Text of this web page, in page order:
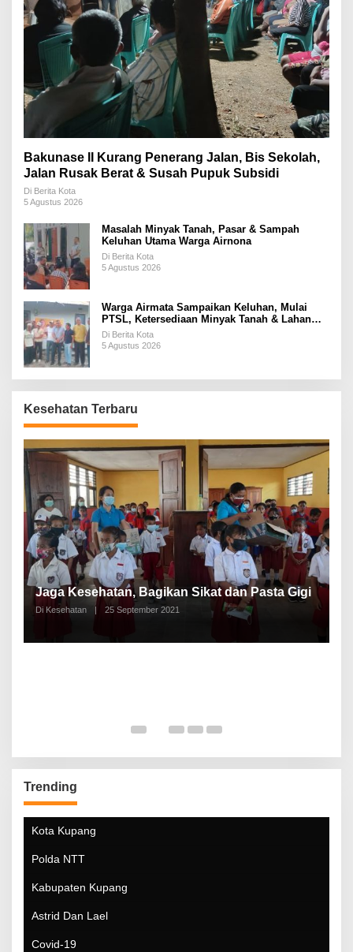
Bakunase II Kurang Penerang Jalan, Bis Sekolah,
Jalan Rusak Berat & Susah Pupuk Subsidi
Di Berita Kota
5 Agustus 2026
Masalah Minyak Tanah, Pasar & Sampah
Keluhan Utama Warga Airnona
Di Berita Kota
5 Agustus 2026
Warga Airmata Sampaikan Keluhan, Mulai
PTSL, Ketersediaan Minyak Tanah & Lahan
Pemakaman
Di Berita Kota
5 Agustus 2026
Kesehatan Terbaru
Jaga Kesehatan, Bagikan Sikat dan Pasta Gigi
Di Kesehatan 25 September 2021
Trending
Kota Kupang
Polda NTT
Kabupaten Kupang
Astrid Dan Lael
Covid-19